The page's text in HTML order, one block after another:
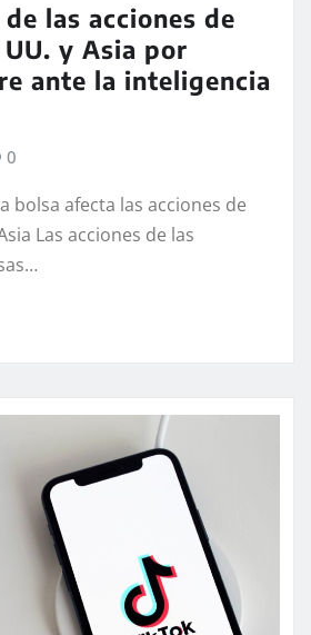
las acciones de
y Asia por
ante la inteligencia
0
bolsa afecta las acciones de
Las acciones de las